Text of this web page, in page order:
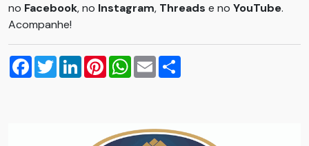
no Facebook, no Instagram, Threads e no YouTube.
Acompanhe!
Facebook
TwitterLinkedInPinterestWhatsApp
Email